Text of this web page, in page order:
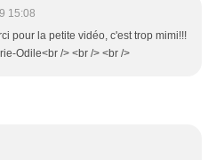
15:08
pour la petite vidéo, c'est trop mimi!!!
Odile<br /> <br /> <br />